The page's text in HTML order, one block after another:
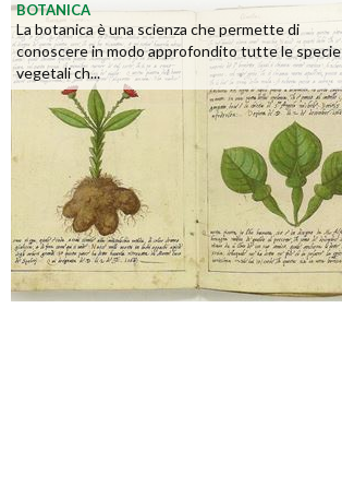
BOTANICA
La botanica è una scienza che permette di
conoscere in modo approfondito tutte le specie
vegetali ch...